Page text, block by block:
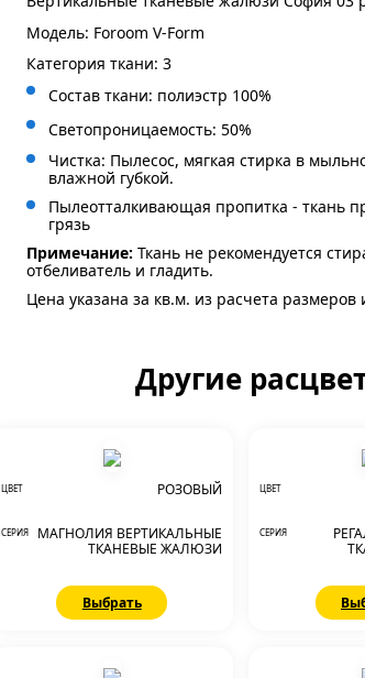
Модель: Foroom V-Form
Категория ткани: 3
Состав ткани: полиэстр 100%
Светопроницаемость: 50%
Чистка: Пылесос, мягкая стирка в
влажной губкой.
Пылеотталкивающая пропитка - ткань
грязь
Примечание: Ткань не рекомендуется
отбеливатель и гладить.
Цена указана за кв.м. из расчета
Другие
ЦВЕТ РОЗОВЫЙ
СЕРИЯ
МАГНОЛИЯ ВЕРТИКАЛЬНЫЕ
ТКАНЕВЫЕ ЖАЛЮЗИ
Выбрать
ЦВЕТ
СЕРИЯ